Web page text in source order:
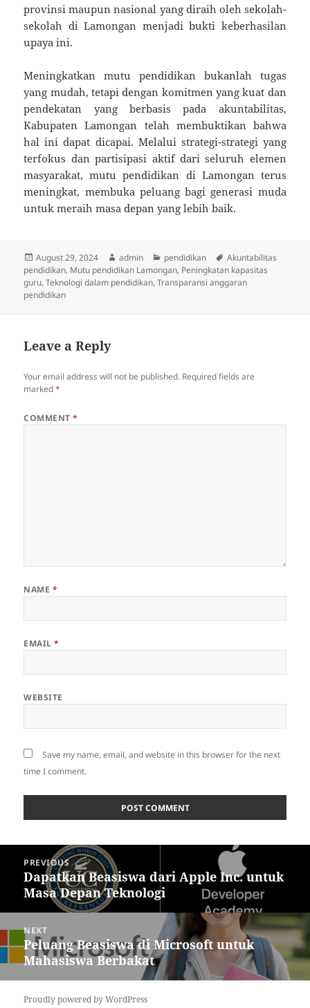
provinsi maupun nasional yang diraih oleh sekolah-
sekolah di Lamongan menjadi bukti keberhasilan
upaya ini.
Meningkatkan mutu pendidikan bukanlah tugas
yang mudah, tetapi dengan komitmen yang kuat dan
pendekatan yang berbasis pada akuntabilitas,
Kabupaten Lamongan telah membuktikan bahwa
hal ini dapat dicapai. Melalui strategi-strategi yang
terfokus dan partisipasi aktif dari seluruh elemen
masyarakat, mutu pendidikan di Lamongan terus
meningkat, membuka peluang bagi generasi muda
untuk meraih masa depan yang lebih baik.
Posted
on
August 29, 2024 Author
admin Categories
pendidikan Tags
Akuntabilitas
pendidikan, Mutu pendidikan Lamongan, Peningkatan kapasitas
guru,Teknologi dalam pendidikan,Transparansi anggaran
pendidikan
Leave a Reply
Your email address will not be published. Required fields are
marked*
COMMENT*
NAME *
EMAIL*
WEBSITE
Save my name, email, and website in this browser for the next
time I comment.
navigation
PREVIOUS
Previous
post:
Dapatkan Beasiswa dari Apple Inc. untuk
Masa Depan Teknologi
NEXT
Next
post:
Peluang Beasiswa di Microsoft untuk
Mahasiswa Berbakat
Proudly powered by WordPress